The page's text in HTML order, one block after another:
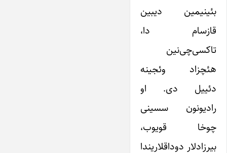
بئینیمین دیبین
قازسام دا،
تاکسی‌چی‌نین
هئچزاد وئجینه
دئییل دی. او
رادیونون سسینی
چوخا قویوب،
بیرزادلار دوداقلاریندا